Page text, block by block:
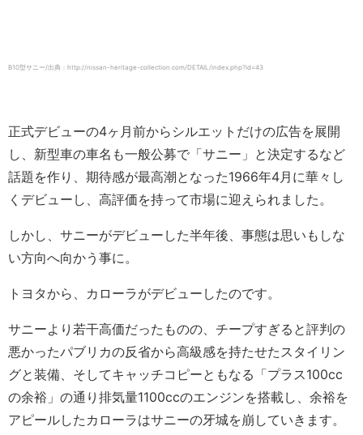
B10型サニー/出典：http://nissan-heritage-collection.com/DETAIL/index.php?id=43
正式デビューの4ヶ月前からシルエットだけの広告を展開
し、新型車の車名も一般公募で「サニー」と決定するなど
話題を作り、期待感が最高潮となった1966年4月に華々し
くデビューし、高評価を持って市場に迎えられました。
しかし、サニーがデビューした半年後、事態は思いもしな
い方向へ向かう事に。
トヨタから、カローラがデビューしたのです。
サニーより若干高価だったものの、チープすぎると評判の
悪かったパブリカの反省から高級感を持たせたスタイリン
グと装備、そしてキャッチコピーともなる「プラス100cc
の余裕」の通り排気量1100ccのエンジンを搭載し、余裕を
アピールしたカローラはサニーの牙城を崩していきます。